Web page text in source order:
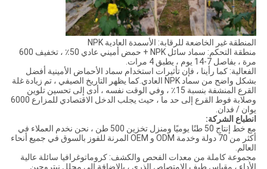
المنطقة غير الخاضعة للرقابة: الأسمدة العادية NPK
منطقة التحكم: سماد سائل NPK + حمض أميني عادي 50٪ ، تخفيف 600
مرة ، بفاصل 7-14 يوم ، يطبق 4 مرات.
الفعالية: كما رأينا ، فإن تأثيرات استخدام سماد الأحماض الأمينية أفضل
بشكل واضح من سماد NPK العادي.كما يظهر التاريخ الصيفي ، تم زيادة غلة
القرع المنشفة بنسبة 15٪ ، وفي الوقت نفسه ، أدى إلى تحسين تلوين
وصلابة فوط القرع إلى حد ما ، حيث يجلب الدخل الاقتصادي للمزارع 6000
يوان / فدان.
انطباع الشركة:
مع خط إنتاج 50 طنًا يوميًا ومنزل تخزين 500 طن ، نحن نخدم العملاء في
أكثر من 70 دولة وخدمة ODM و OEM المرنة للفوز بالسوق في جميع أنحاء
العالم.
مجموعة كاملة من معدات الفحص والكشف: كروماتوغرافيا سائلة عالية
الأداء ، مقياس طيف الامتصاص الذري ، بالإضافة إلى محلل نيتروجين